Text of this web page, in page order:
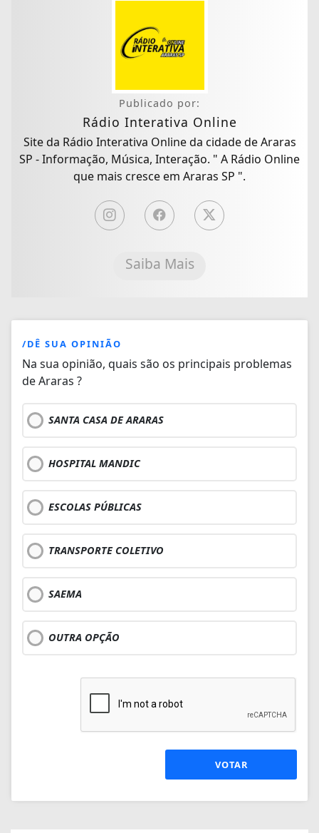
Publicado por:
Rádio Interativa Online
Site da Rádio Interativa Online da cidade de Araras
SP - Informação, Música, Interação. " A Rádio Online
que mais cresce em Araras SP ".
Saiba Mais
/DÊ SUA OPINIÃO
Na sua opinião, quais são os principais problemas
de Araras ?
SANTA CASA DE ARARAS
HOSPITAL MANDIC
ESCOLAS PÚBLICAS
TRANSPORTE COLETIVO
SAEMA
OUTRA OPÇÃO
VOTAR